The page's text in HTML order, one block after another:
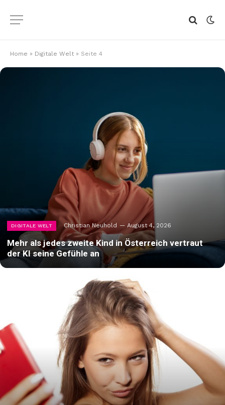
Home » Digitale Welt » Seite 4
DIGITALE WELT Christian Neuhold August 4, 2026
Mehr als jedes zweite Kind in Österreich vertraut
der KI seine Gefühle an